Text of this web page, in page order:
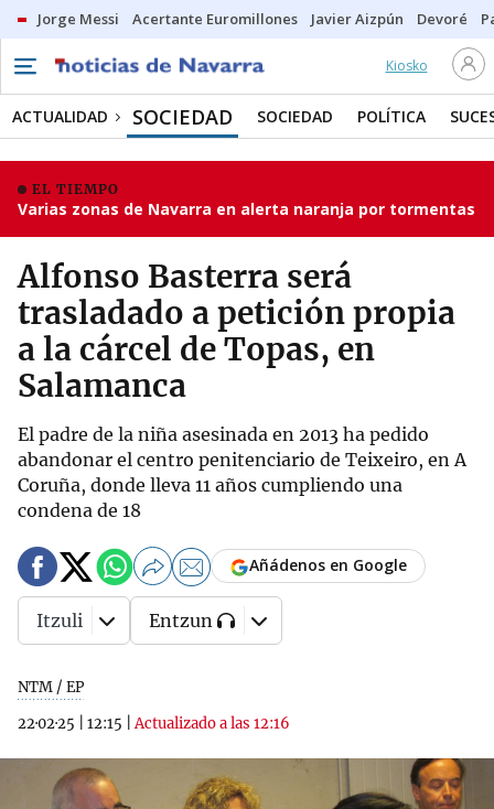
Jorge Messi Acertante Euromillones Javier Aizpún Devoré
Kiosko
ACTUALIDAD SOCIEDAD SOCIEDAD POLÍTICA
EL TIEMPO
Varias zonas de Navarra en alerta naranja por tormentas
Alfonso Basterra será
trasladado a petición propia
a la cárcel de Topas, en
Salamanca
El padre de la niña asesinada en 2013 ha pedido
abandonar el centro penitenciario de Teixeiro, en A
Coruña, donde lleva 11 años cumpliendo una
condena de 18
NTM / EP
22·02·25
12:15 |Actualizado a las 12:16
Añádenos en Google
Itzuli Entzun